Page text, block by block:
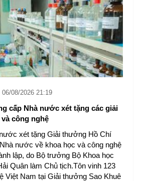
06/08/2026 21:19
cấp Nhà nước xét tặng các giải
công nghệ
xét tặng Giải thưởng Hồ Chí
nước về khoa học và công nghệ
lập, do Bộ trưởng Bộ Khoa học
Quân làm Chủ tịch.Tôn vinh 123
Việt Nam tại Giải thưởng Sao Khuê